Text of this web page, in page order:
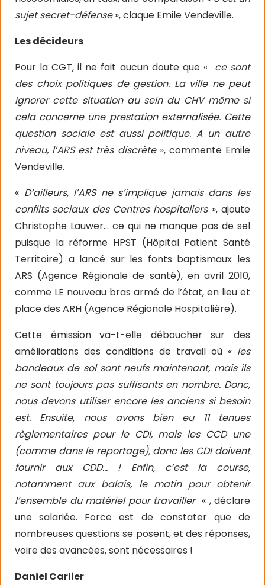
sujet secret-défense», claque Emile Vendeville.
Les décideurs
Pour la CGT, il ne fait aucun doute que « ce sont
des choix politiques de gestion. La ville ne peut
ignorer cette situation au sein du CHV même si
cela concerne une prestation externalisée. Cette
question sociale est aussi politique. A un autre
niveau, l’ARS est très discrète», commente Emile
Vendeville.
« D’ailleurs, l’ARS ne s’implique jamais dans les
conflits sociaux des Centres hospitaliers», ajoute
Christophe Lauwer… ce qui ne manque pas de sel
puisque la réforme HPST (Hôpital Patient Santé
Territoire) a lancé sur les fonts baptismaux les
ARS (Agence Régionale de santé), en avril 2010,
comme LE nouveau bras armé de l’état, en lieu et
place des ARH (Agence Régionale Hospitalière).
Cette émission va-t-elle déboucher sur des
améliorations des conditions de travail où « les
bandeaux de sol sont neufs maintenant, mais ils
ne sont toujours pas suffisants en nombre. Donc,
nous devons utiliser encore les anciens si besoin
est. Ensuite, nous avons bien eu 11 tenues
règlementaires pour le CDI, mais les CCD une
(comme dans le reportage), donc les CDI doivent
fournir aux CDD… ! Enfin, c’est la course,
notamment aux balais, le matin pour obtenir
l’ensemble du matériel pour travailler « , déclare
une salariée. Force est de constater que de
nombreuses questions se posent, et des réponses,
voire des avancées, sont nécessaires !
Daniel Carlier